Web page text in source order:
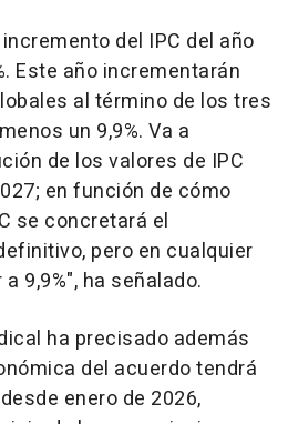
del IPC del año
Este año incrementarán
al término de los tres
un 9,9%. Va a
de los valores de IPC
en función de cómo
se concretará el
pero en cualquier
9,9%", ha señalado.
ha precisado además
del acuerdo tendrá
enero de 2026,